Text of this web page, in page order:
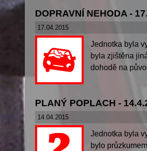
DOPRAVNÍ NEHODA -
17.04.2015
Jednotka byla
byla zjištěna
dohodě na
PLANÝ POPLACH -
14.04.2015
Jednotka byla
bylo